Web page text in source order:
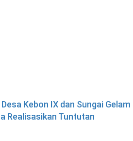
Kebon IX dan Sungai Gelam
Realisasikan Tuntutan